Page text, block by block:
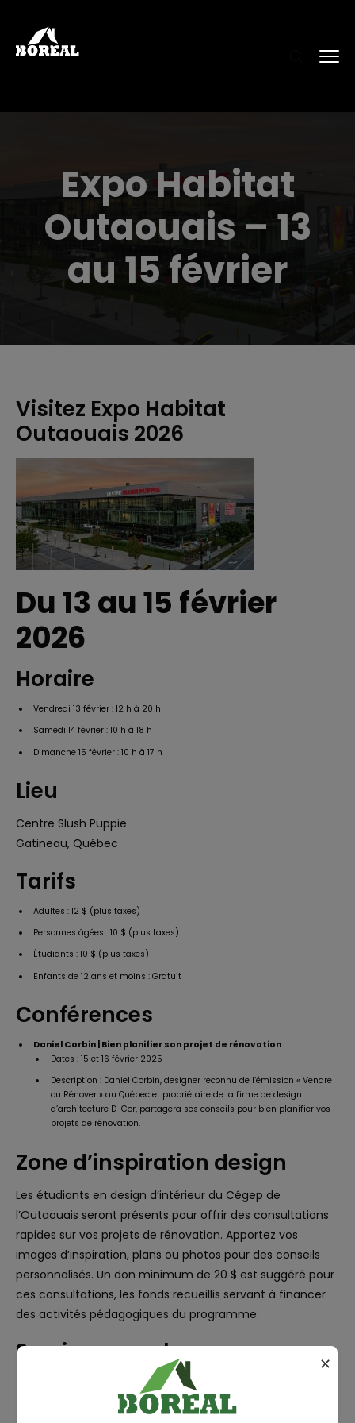
Expo Habitat
Outaouais – 13
au 15 février
Visitez Expo Habitat
Outaouais 2026
Du 13 au 15 février
2026
Horaire
Vendredi 13 février : 12 h à 20 h
Samedi 14 février : 10 h à 18 h
Dimanche 15 février : 10 h à 17 h
Lieu
Centre Slush Puppie
Gatineau, Québec
Tarifs
Adultes : 12 $ (plus taxes)
Personnes âgées : 10 $ (plus taxes)
Étudiants : 10 $ (plus taxes)
Enfants de 12 ans et moins : Gratuit
Conférences
Daniel Corbin | Bien planifier son projet de rénovation
Dates : 15 et 16 février 2025
Description : Daniel Corbin, designer reconnu de l’émission « Vendre
ou Rénover » au Québec et propriétaire de la firme de design
d’architecture D-Cor, partagera ses conseils pour bien planifier vos
projets de rénovation.
Zone d’inspiration design
Les étudiants en design d’intérieur du Cégep de
l’Outaouais seront présents pour offrir des consultations
rapides sur vos projets de rénovation. Apportez vos
images d’inspiration, plans ou photos pour des conseils
personnalisés. Un don minimum de 20 $ est suggéré pour
ces consultations, les fonds recueillis servant à financer
des activités pédagogiques du programme.
Services sur place
Vestiaire : Un vestiaire est à votre disposition pour visiter le salon les
mains libres (des frais s’appliquent).
Guichet automatique : Un guichet bancaire est disponible à proximité de
✕